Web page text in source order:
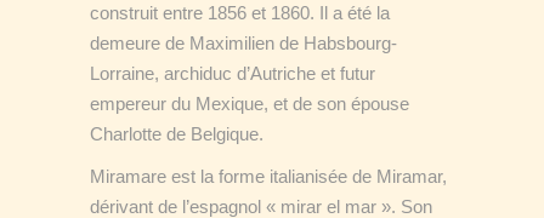
construit entre 1856 et 1860. Il a été la
demeure de Maximilien de Habsbourg-
Lorraine, archiduc d’Autriche et futur
empereur du Mexique, et de son épouse
Charlotte de Belgique.
Miramare est la forme italianisée de Miramar,
dérivant de l’espagnol « mirar el mar ». Son